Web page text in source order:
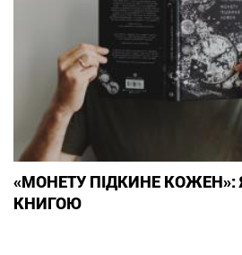
«МОНЕТУ ПІДКИНЕ КОЖЕН»:
КНИГОЮ